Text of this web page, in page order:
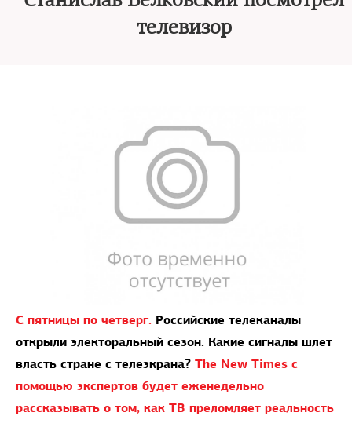
телевизор
С пятницы по четверг. Российские телеканалы
открыли электоральный сезон. Какие сигналы шлет
власть стране с телеэкрана? The New Times с
помощью экспертов будет еженедельно
рассказывать о том, как ТВ преломляет реальность